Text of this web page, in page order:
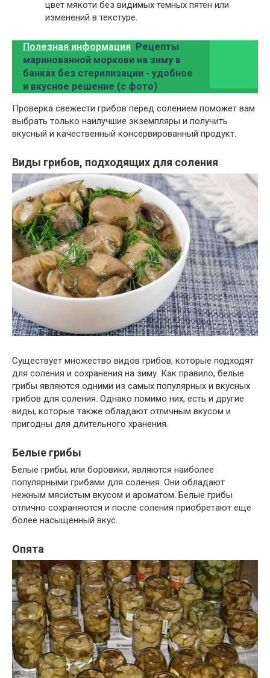
цвет мякоти без видимых темных пятен или
изменений в текстуре.
Полезная информация Рецепты
маринованной моркови на зиму в
банках без стерилизации - удобное
и вкусное решение (с фото)
Проверка свежести грибов перед солением поможет вам
выбрать только наилучшие экземпляры и получить
вкусный и качественный консервированный продукт.
Виды грибов, подходящих для соления
Существует множество видов грибов, которые подходят
для соления и сохранения на зиму. Как правило, белые
грибы являются одними из самых популярных и вкусных
грибов для соления. Однако помимо них, есть и другие
виды, которые также обладают отличным вкусом и
пригодны для длительного хранения.
Белые грибы
Белые грибы, или боровики, являются наиболее
популярными грибами для соления. Они обладают
нежным мясистым вкусом и ароматом. Белые грибы
отлично сохраняются и после соления приобретают еще
более насыщенный вкус.
Опята